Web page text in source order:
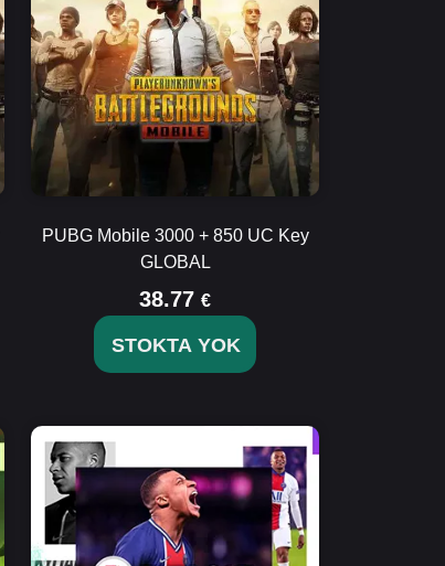
PUBG Mobile 3000 + 850 UC Key
GLOBAL
38.77 €
STOKTA YOK